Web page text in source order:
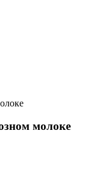
молоке